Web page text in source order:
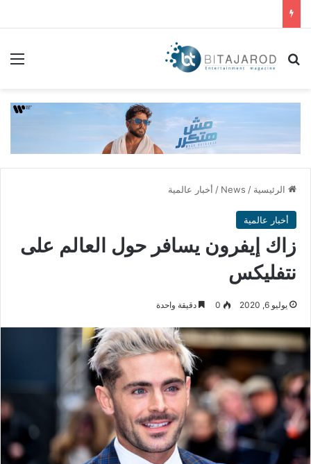
بحث عن
الرئيسية /
News
/ أخبار عالمية
أخبار عالمية
زاك إيفرون يسافر حول العالم على
نتفليكس
يوليو 6, 2020 0 دقيقة واحدة